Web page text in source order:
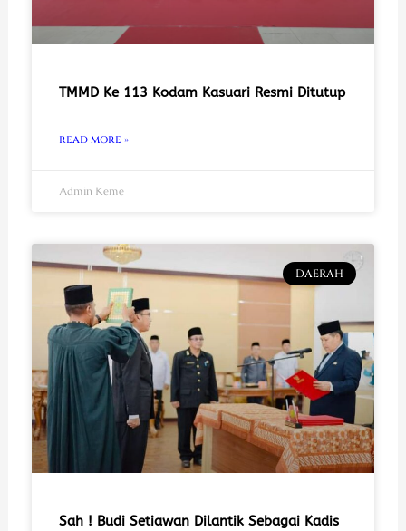
TMMD Ke 113 Kodam Kasuari Resmi Ditutup
READ MORE »
Admin Keme
DAERAH
Sah ! Budi Setiawan Dilantik Sebagai Kadis